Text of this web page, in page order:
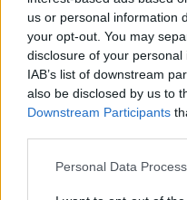
us or personal information
your opt-out. You may
disclosure of your
IAB’s list of downstream
also be disclosed by us to
Downstream Participants
Personal Data
pastebėti įvairias vaiko
vaiku.